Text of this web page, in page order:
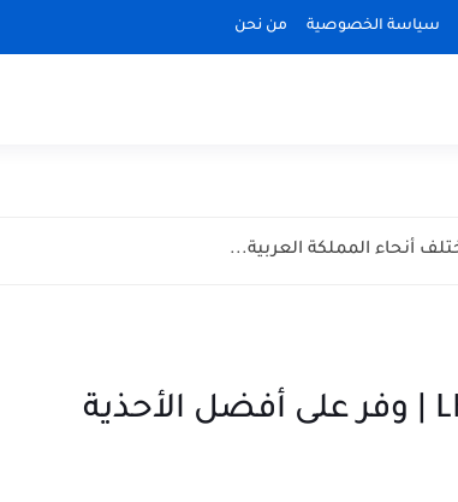
سياسة الخصوصية من نحن
كود خصم الشمس والرمال LKP54 | وفر على أفضل الأحذية